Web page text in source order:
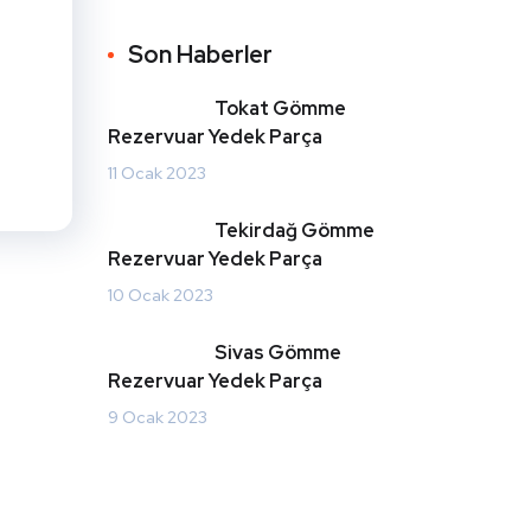
Son Haberler
Tokat Gömme
Rezervuar Yedek Parça
11 Ocak 2023
Tekirdağ Gömme
Rezervuar Yedek Parça
10 Ocak 2023
Sivas Gömme
Rezervuar Yedek Parça
9 Ocak 2023